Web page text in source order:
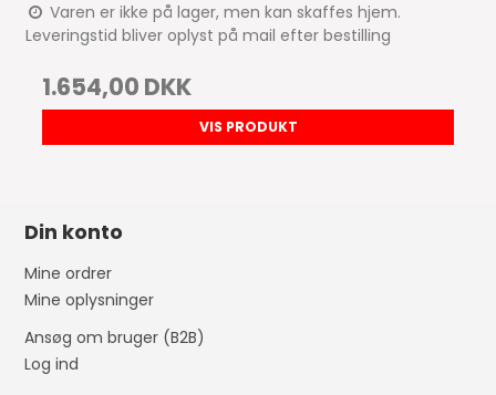
Varen er ikke på lager, men kan skaffes hjem.
Leveringstid bliver oplyst på mail efter bestilling
1.654,00 DKK
VIS PRODUKT
Din konto
Mine ordrer
Mine oplysninger
Ansøg om bruger (B2B)
Log ind